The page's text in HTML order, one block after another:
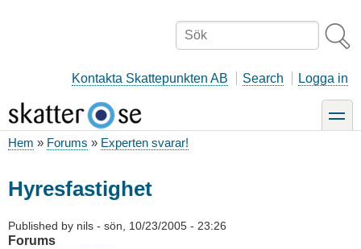
Sök
Kontakta Skattepunkten AB Search Logga in
toggle
Hem Forums Experten svarar!
Hyresfastighet
Published by nils - sön, 10/23/2005 - 23:26
Forums